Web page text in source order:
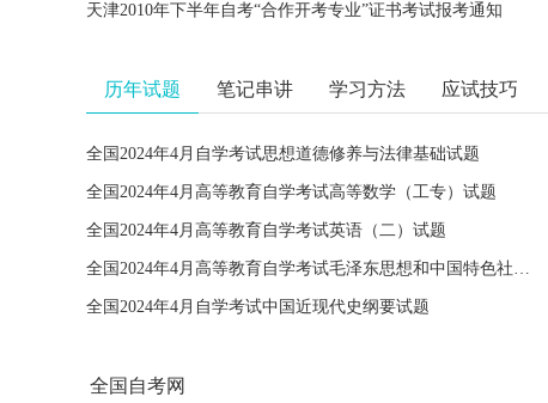
天津2010年下半年自考“合作开考专业”证书考试报考通知
历年试题 笔记串讲 学习方法 应试技巧
全国2024年4月自学考试思想道德修养与法律基础试题
全国2024年4月高等教育自学考试高等数学（工专）试题
全国2024年4月高等教育自学考试英语（二）试题
全国2024年4月高等教育自学考试毛泽东思想和中国特色社会主义理论体系概论试题
全国2024年4月自学考试中国近现代史纲要试题
全国自考网